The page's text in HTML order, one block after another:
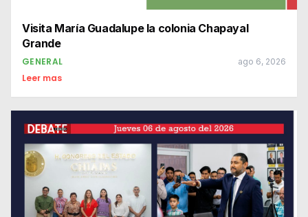
Visita María Guadalupe la colonia Chapayal
Grande
GENERAL ago 6, 2026
Leer mas